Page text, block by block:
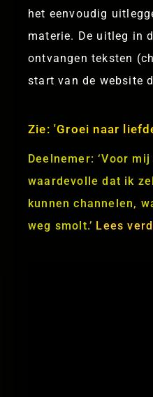
het eenvoudig
materie. De uitleg in
ontvangen teksten
start van de website
Zie: 'Groei naar
Deelnemer: ‘Voor
waardevolle dat ik
kunnen channelen,
weg smolt.’ Lees